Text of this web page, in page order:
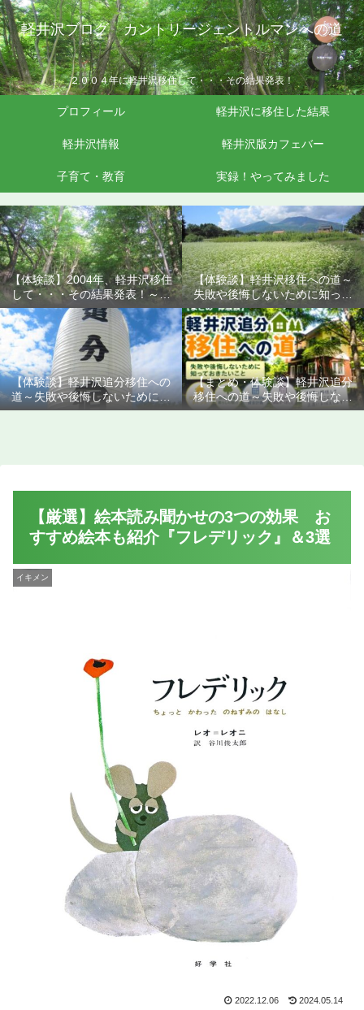
軽井沢ブログ カントリージェントルマンへの道
２００４年に軽井沢移住して・・・その結果発表！
プロフィール 軽井沢に移住した結果
軽井沢情報 軽井沢版カフェバー
子育て・教育 実録！やってみました
【体験談】2004年、軽井沢移住
して・・・その結果発表！～失
敗や後悔しないために知ってお
きたいこと
【体験談】軽井沢移住への道～
失敗や後悔しないために知って
おきたいこと
【体験談】軽井沢追分移住への
道～失敗や後悔しないために知
っておきたいこと
【まとめ・体験談】軽井沢追分
移住への道～失敗や後悔しない
ために知っておきたいこと
【厳選】絵本読み聞かせの3つの効果 お
すすめ絵本も紹介『フレデリック』＆3選
イキメン
2022.12.06 2024.05.14